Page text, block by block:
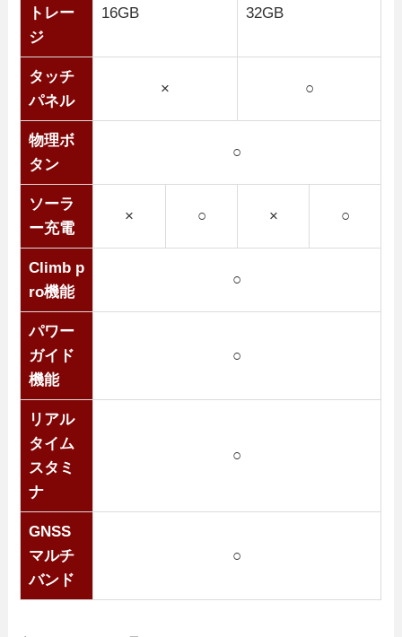
トレー
ジ
16GB 32GB
タッチ
パネル
× ○
物理ボ
タン
○
ソーラ
ー充電
× ○ × ○
Climb p
ro機能
○
パワー
ガイド
機能
○
リアル
タイム
スタミ
ナ
○
GNSS
マルチ
バンド
○